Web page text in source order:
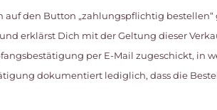
den Button „zahlungspflichtig
erklärst Dich mit der Geltung dieser
per E-Mail zugeschickt, in
dokumentiert lediglich, dass die